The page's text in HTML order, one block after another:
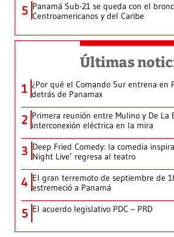
5 Panamá Sub-21 se queda con el
Centroamericanos y del Caribe
Últimas
1 ¿Por qué el Comando Sur entrena en
detrás de Panamax
2 Primera reunión entre Mulino y De La
interconexión eléctrica en la mira
3 Deep Fried Comedy: la comedia
Night Live’ regresa al teatro
4 El gran terremoto de septiembre de
estremeció a Panamá
5 El acuerdo legislativo PDC – PRD